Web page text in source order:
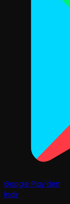
Google Play'den
İndir